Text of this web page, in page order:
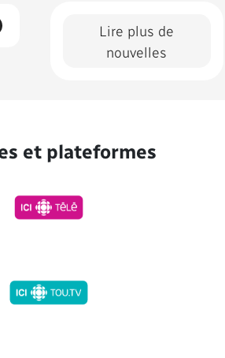
Lire plus de
nouvelles
et plateformes